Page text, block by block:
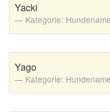
Yacki
Kategorie:
Yago
Kategorie: